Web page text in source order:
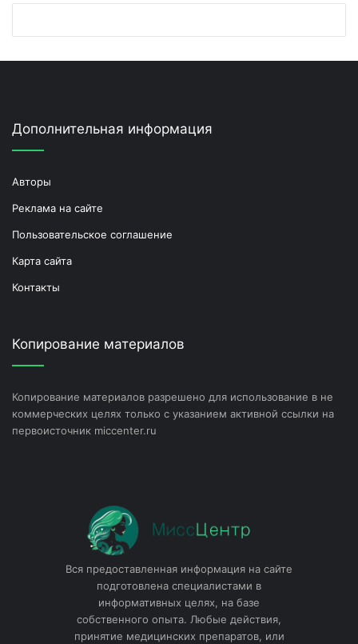
Дополнительная информация
Авторы
Реклама на сайте
Пользовательское соглашение
Карта сайта
Контакты
Копирование материалов
Копирование материалов разрешено для использование в не
коммерческих целях только с указанием активной ссылки на
первоисточник miccenter.ru
Вся предоставленная информация на сайте
подготовлена специалистами в
информативных целях, на базе
собственного опыта. Любые действия,
принятие медицинских препаратов, или